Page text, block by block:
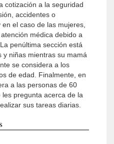
cotización a la seguridad
accidentes o
el caso de las mujeres,
médica debido a
penúltima sección está
y niñas mientras su mamá
se considera a los
de edad. Finalmente, en
a las personas de 60
pregunta acerca de la
sus tareas diarias.